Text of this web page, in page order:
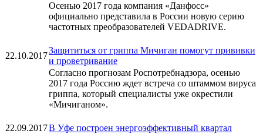
Осенью 2017 года компания «Данфосс»
официально представила в России новую серию
частотных преобразователей VEDADRIVE.
22.10.2017
Защититься от гриппа Мичиган помогут прививки
и проветривание
Согласно прогнозам Роспотребнадзора, осенью
2017 года Россию ждет встреча со штаммом вируса
гриппа, который специалисты уже окрестили
«Мичиганом».
22.09.2017В Уфе построен энергоэффективный квартал